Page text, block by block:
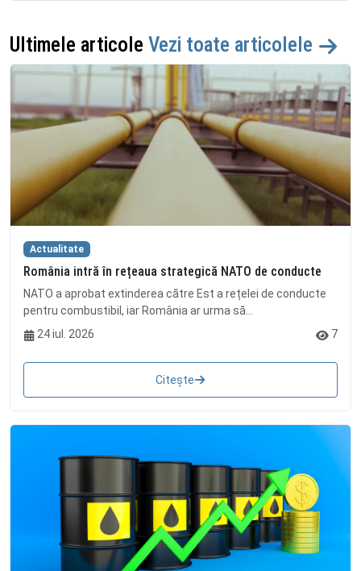
Ultimele articole Vezi toate articolele
Actualitate
România intră în rețeaua strategică NATO de conducte
NATO a aprobat extinderea către Est a rețelei de conducte
pentru combustibil, iar România ar urma să...
24 iul. 2026
7
Citește